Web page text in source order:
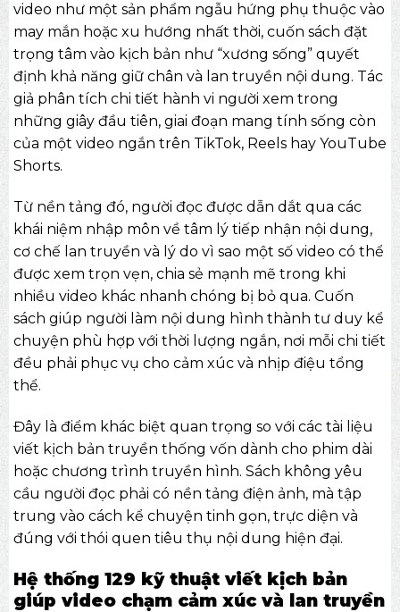
video như một sản phẩm ngẫu hứng phụ thuộc vào
may mắn hoặc xu hướng nhất thời, cuốn sách đặt
trọng tâm vào kịch bản như “xương sống” quyết
định khả năng giữ chân và lan truyền nội dung. Tác
giả phân tích chi tiết hành vi người xem trong
những giây đầu tiên, giai đoạn mang tính sống còn
của một video ngắn trên TikTok, Reels hay YouTube
Shorts.
Từ nền tảng đó, người đọc được dẫn dắt qua các
khái niệm nhập môn về tâm lý tiếp nhận nội dung,
cơ chế lan truyền và lý do vì sao một số video có thể
được xem trọn vẹn, chia sẻ mạnh mẽ trong khi
nhiều video khác nhanh chóng bị bỏ qua. Cuốn
sách giúp người làm nội dung hình thành tư duy kể
chuyện phù hợp với thời lượng ngắn, nơi mỗi chi tiết
đều phải phục vụ cho cảm xúc và nhịp điệu tổng
thể.
Đây là điểm khác biệt quan trọng so với các tài liệu
viết kịch bản truyền thống vốn dành cho phim dài
hoặc chương trình truyền hình. Sách không yêu
cầu người đọc phải có nền tảng điện ảnh, mà tập
trung vào cách kể chuyện tinh gọn, trực diện và
đúng với thói quen tiêu thụ nội dung hiện đại.
Hệ thống 129 kỹ thuật viết kịch bản
giúp video chạm cảm xúc và lan truyền